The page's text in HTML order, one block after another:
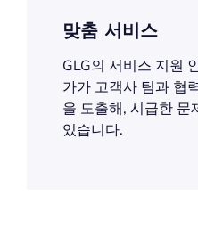
맞춤 서비스
GLG의 서비스 지원
가가 고객사 팀과 협
을 도출해, 시급한 문
있습니다.